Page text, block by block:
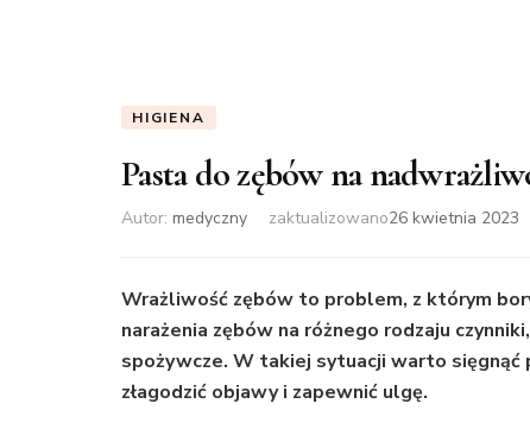
HIGIENA
Pasta do zębów na
Autor: medyczny zaktualizowano26 kwietnia 2023
Wrażliwość zębów to problem, z którym
narażenia zębów na różnego rodzaju
spożywcze. W takiej sytuacji warto
złagodzić objawy i zapewnić ulgę.